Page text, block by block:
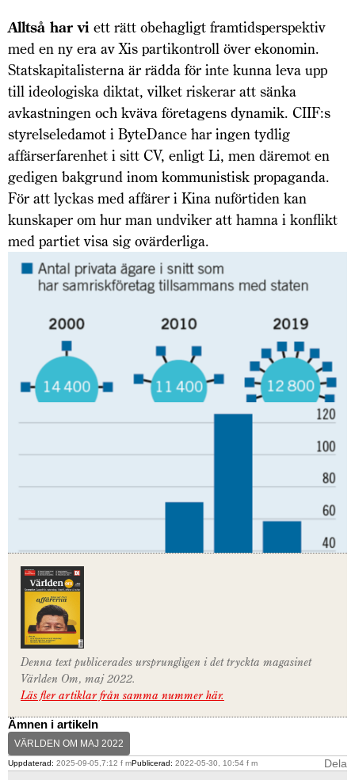
Alltså har vi ett rätt obehagligt framtidsperspektiv
med en ny era av Xis partikontroll över ekonomin.
Statskapitalisterna är rädda för inte kunna leva upp
till ideologiska diktat, vilket riskerar att sänka
avkastningen och kväva företagens dynamik. CIIF:s
styrelseledamot i ByteDance har ingen tydlig
affärserfarenhet i sitt CV, enligt Li, men däremot en
gedigen bakgrund inom kommunistisk propaganda.
För att lyckas med affärer i Kina nuförtiden kan
kunskaper om hur man undviker att hamna i konflikt
med partiet visa sig ovärderliga.
Denna text publicerades ursprungligen i det tryckta magasinet
Världen Om, maj 2022.
Läs fler artiklar från samma nummer här.
Ämnen i artikeln
VÄRLDEN OM MAJ 2022
Uppdaterad: 2025-09-05,7:12 f mPublicerad: 2022-05-30, 10:54 f m
Dela